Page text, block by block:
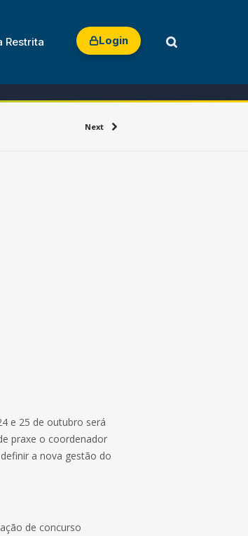
Restrita Login
Next
e 25 de outubro será
praxe o coordenador
a nova gestão do
de concurso